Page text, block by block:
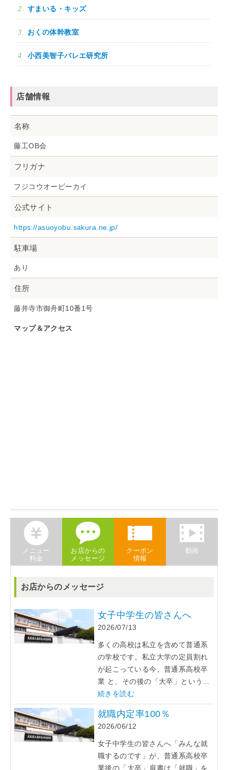
すまいる・キッズ
おくの体幹教室
小西美智子バレエ研究所
店舗情報
名称
藤工OB会
フリガナ
フジコウオービーカイ
公式サイト
https://asuoyobu.sakura.ne.jp/
駐車場
あり
住所
藤井寺市御舟町10番1号
マップ＆アクセス
メニュー
料金
お店からの
メッセージ
クーポン
情報
動画
お店からのメッセージ
女子中学生の皆さんへ
2026/07/13
多くの高校は私立を含めて普通系
の学校です。私立大学の定員割れ
が起こっている今、普通系高校卒
業 と、その後の「大卒」という...
続きを読む
就職内定率100％
2026/06/12
女子中学生の皆さんへ「みんな就
職するのです」が、普通系高校卒
業後の「大卒」肩書は「就職」を